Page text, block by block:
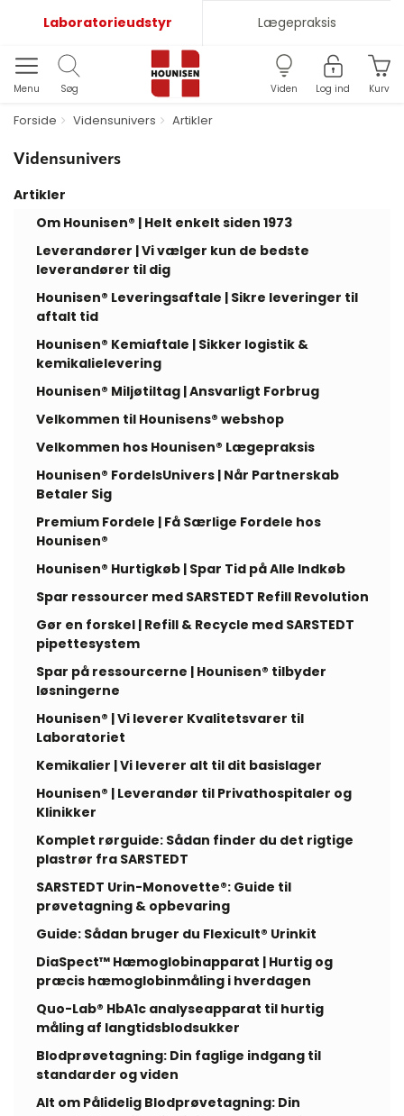
Laboratorieudstyr Lægepraksis
Menu Søg Viden Log ind Kurv
Forside Vidensunivers Artikler
Vidensunivers
Artikler
Om Hounisen® | Helt enkelt siden 1973
Leverandører | Vi vælger kun de bedste
leverandører til dig
Hounisen® Leveringsaftale | Sikre leveringer til
aftalt tid
Hounisen® Kemiaftale | Sikker logistik &
kemikalielevering
Hounisen® Miljøtiltag | Ansvarligt Forbrug
Velkommen til Hounisens® webshop
Velkommen hos Hounisen® Lægepraksis
Hounisen® FordelsUnivers | Når Partnerskab
Betaler Sig
Premium Fordele | Få Særlige Fordele hos
Hounisen®
Hounisen® Hurtigkøb | Spar Tid på Alle Indkøb
Spar ressourcer med SARSTEDT Refill Revolution
Gør en forskel | Refill & Recycle med SARSTEDT
pipettesystem
Spar på ressourcerne | Hounisen® tilbyder
løsningerne
Hounisen® | Vi leverer Kvalitetsvarer til
Laboratoriet
Kemikalier | Vi leverer alt til dit basislager
Hounisen® | Leverandør til Privathospitaler og
Klinikker
Komplet rørguide: Sådan finder du det rigtige
plastrør fra SARSTEDT
SARSTEDT Urin-Monovette®: Guide til
prøvetagning & opbevaring
Guide: Sådan bruger du Flexicult® Urinkit
DiaSpect™ Hæmoglobinapparat | Hurtig og
præcis hæmoglobinmåling i hverdagen
Quo-Lab® HbA1c analyseapparat til hurtig
måling af langtidsblodsukker
Blodprøvetagning: Din faglige indgang til
standarder og viden
Alt om Pålidelig Blodprøvetagning: Din